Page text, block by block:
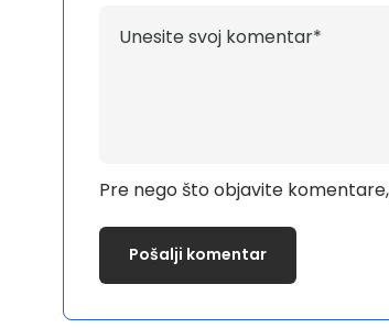
Pre nego što objavite